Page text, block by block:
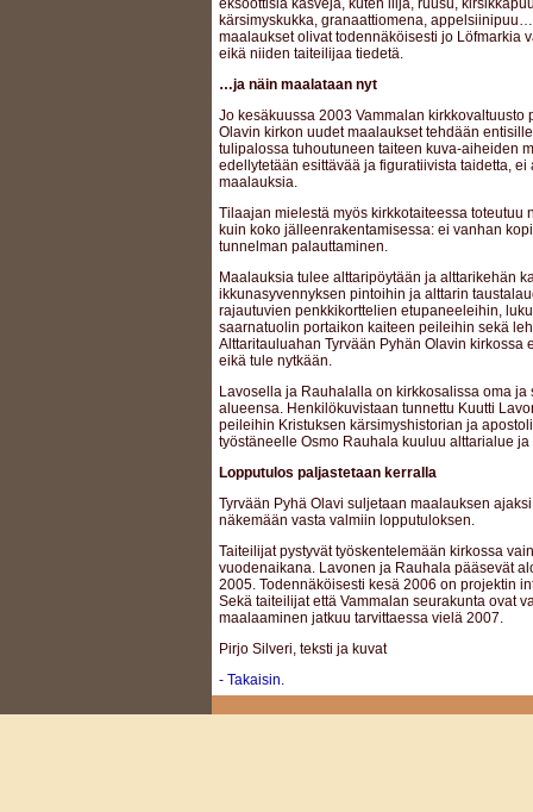
eksoottisia kasveja, kuten lilja, ruusu,
kärsimyskukka, granaattiomena,
maalaukset olivat todennäköisesti jo Löfmarkia
eikä niiden taiteilijaa tiedetä.
…ja näin maalataan nyt
Jo kesäkuussa 2003 Vammalan kirkkovaltuusto
Olavin kirkon uudet maalaukset tehdään
tulipalossa tuhoutuneen taiteen kuva-aiheiden
edellytetään esittävää ja figuratiivista taidetta, ei
maalauksia.
Tilaajan mielestä myös kirkkotaiteessa toteutuu
kuin koko jälleenrakentamisessa: ei vanhan
tunnelman palauttaminen.
Maalauksia tulee alttaripöytään ja alttarikehän
ikkunasyvennyksen pintoihin ja alttarin
rajautuvien penkkikorttelien etupaneeleihin,
saarnatuolin portaikon kaiteen peileihin sekä
Alttaritauluahan Tyrvään Pyhän Olavin kirkossa
eikä tule nytkään.
Lavosella ja Rauhalalla on kirkkosalissa oma ja
alueensa. Henkilökuvistaan tunnettu Kuutti
peileihin Kristuksen kärsimyshistorian ja
työstäneelle Osmo Rauhala kuuluu alttarialue
Lopputulos paljastetaan kerralla
Tyrvään Pyhä Olavi suljetaan maalauksen
näkemään vasta valmiin lopputuloksen.
Taiteilijat pystyvät työskentelemään kirkossa
vuodenaikana. Lavonen ja Rauhala pääsevät
2005. Todennäköisesti kesä 2006 on projektin
Sekä taiteilijat että Vammalan seurakunta ovat
maalaaminen jatkuu tarvittaessa vielä 2007.
Pirjo Silveri, teksti ja kuvat
- Takaisin.